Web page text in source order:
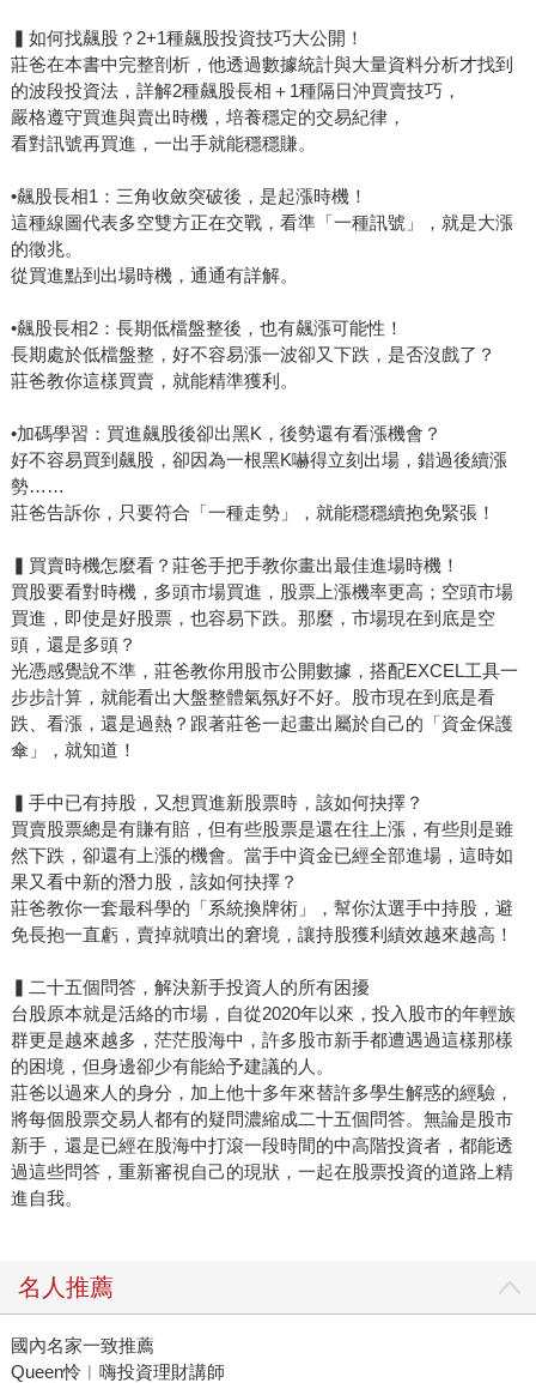
▍如何找飆股？2+1種飆股投資技巧大公開！
莊爸在本書中完整剖析，他透過數據統計與大量資料分析才找到
的波段投資法，詳解2種飆股長相＋1種隔日沖買賣技巧，
嚴格遵守買進與賣出時機，培養穩定的交易紀律，
看對訊號再買進，一出手就能穩穩賺。
•飆股長相1：三角收斂突破後，是起漲時機！
這種線圖代表多空雙方正在交戰，看準「一種訊號」，就是大漲
的徵兆。
從買進點到出場時機，通通有詳解。
•飆股長相2：長期低檔盤整後，也有飆漲可能性！
長期處於低檔盤整，好不容易漲一波卻又下跌，是否沒戲了？
莊爸教你這樣買賣，就能精準獲利。
•加碼學習：買進飆股後卻出黑K，後勢還有看漲機會？
好不容易買到飆股，卻因為一根黑K嚇得立刻出場，錯過後續漲
勢……
莊爸告訴你，只要符合「一種走勢」，就能穩穩續抱免緊張！
▍買賣時機怎麼看？莊爸手把手教你畫出最佳進場時機！
買股要看對時機，多頭市場買進，股票上漲機率更高；空頭市場
買進，即使是好股票，也容易下跌。那麼，市場現在到底是空
頭，還是多頭？
光憑感覺說不準，莊爸教你用股市公開數據，搭配EXCEL工具一
步步計算，就能看出大盤整體氣氛好不好。股市現在到底是看
跌、看漲，還是過熱？跟著莊爸一起畫出屬於自己的「資金保護
傘」，就知道！
▍手中已有持股，又想買進新股票時，該如何抉擇？
買賣股票總是有賺有賠，但有些股票是還在往上漲，有些則是雖
然下跌，卻還有上漲的機會。當手中資金已經全部進場，這時如
果又看中新的潛力股，該如何抉擇？
莊爸教你一套最科學的「系統換牌術」，幫你汰選手中持股，避
免長抱一直虧，賣掉就噴出的窘境，讓持股獲利績效越來越高！
▍二十五個問答，解決新手投資人的所有困擾
台股原本就是活絡的市場，自從2020年以來，投入股市的年輕族
群更是越來越多，茫茫股海中，許多股市新手都遭遇過這樣那樣
的困境，但身邊卻少有能給予建議的人。
莊爸以過來人的身分，加上他十多年來替許多學生解惑的經驗，
將每個股票交易人都有的疑問濃縮成二十五個問答。無論是股市
新手，還是已經在股海中打滾一段時間的中高階投資者，都能透
過這些問答，重新審視自己的現狀，一起在股票投資的道路上精
進自我。
名人推薦
國內名家一致推薦
Queen怜︱嗨投資理財講師